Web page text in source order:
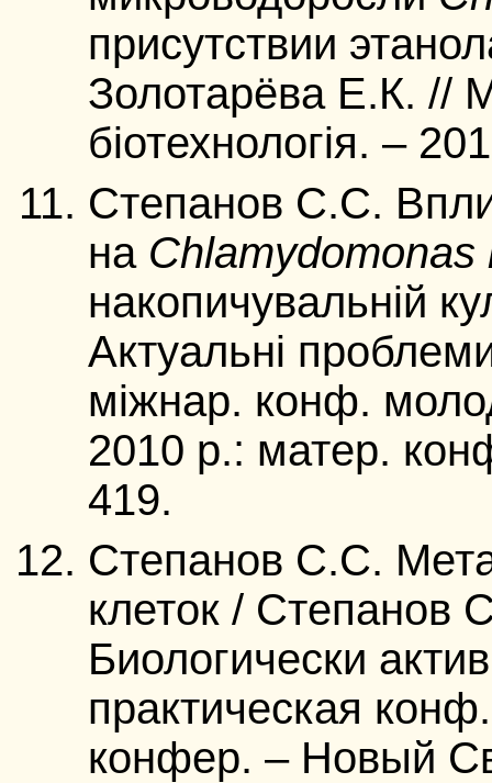
присутствии
Золотарёва Е.К. //
біотехнологія. –
Степанов С.С.
на Chlamydomonas
накопичувальній
Актуальні проблеми
міжнар. конф.
2010 р.: матер.
419.
Степанов С.С.
клеток / Степанов
Биологически
практическая
конфер. – Новый